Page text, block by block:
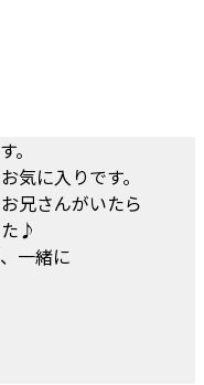
。
気に入りです。
兄さんがいたら
♪
一緒に